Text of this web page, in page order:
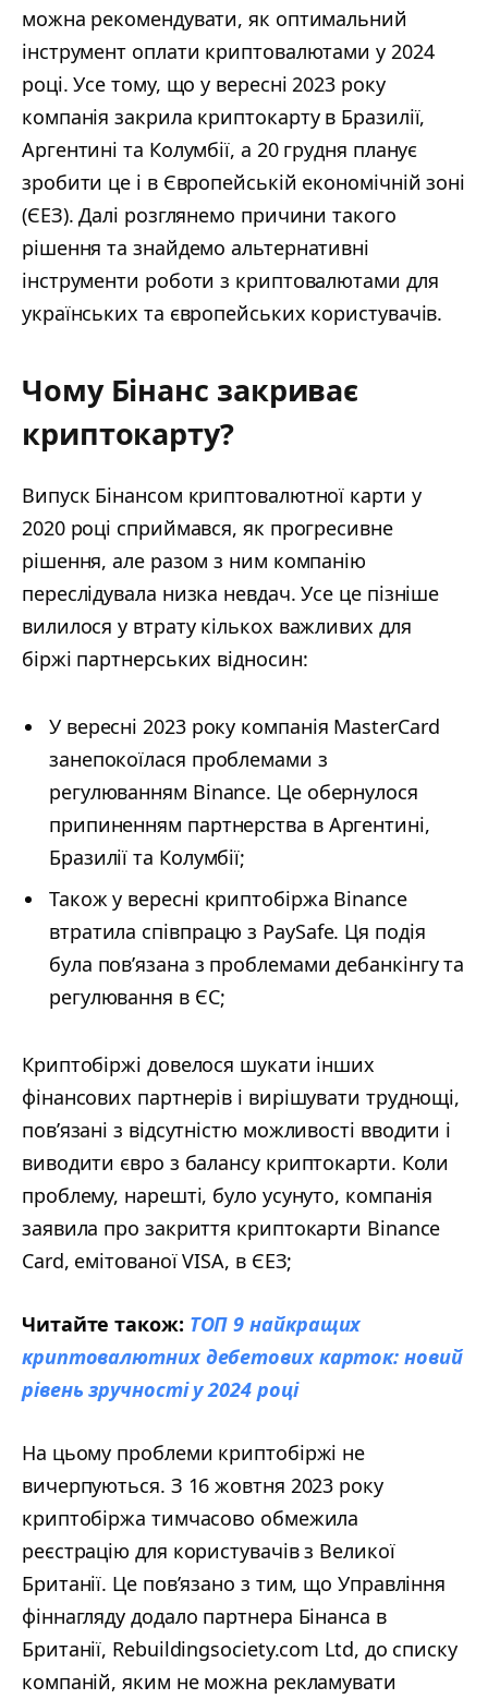
можна рекомендувати, як оптимальний
інструмент оплати криптовалютами у 2024
році. Усе тому, що у вересні 2023 року
компанія закрила криптокарту в Бразилії,
Аргентині та Колумбії, а 20 грудня планує
зробити це і в Європейській економічній зоні
(ЄЕЗ). Далі розглянемо причини такого
рішення та знайдемо альтернативні
інструменти роботи з криптовалютами для
українських та європейських користувачів.
Чому Бінанс закриває
криптокарту?
Випуск Бінансом криптовалютної карти у
2020 році сприймався, як прогресивне
рішення, але разом з ним компанію
переслідувала низка невдач. Усе це пізніше
вилилося у втрату кількох важливих для
біржі партнерських відносин:
У вересні 2023 року компанія MasterCard
занепокоїлася проблемами з
регулюванням Binance. Це обернулося
припиненням партнерства в Аргентині,
Бразилії та Колумбії;
Також у вересні криптобіржа Binance
втратила співпрацю з PaySafe. Ця подія
була пов’язана з проблемами дебанкінгу та
регулювання в ЄС;
Криптобіржі довелося шукати інших
фінансових партнерів і вирішувати труднощі,
пов’язані з відсутністю можливості вводити і
виводити євро з балансу криптокарти. Коли
проблему, нарешті, було усунуто, компанія
заявила про закриття криптокарти Binance
Card, емітованої VISA, в ЄЕЗ;
Читайте також: ТОП 9 найкращих
криптовалютних дебетових карток: новий
рівень зручності у 2024 році
На цьому проблеми криптобіржі не
вичерпуються. З 16 жовтня 2023 року
криптобіржа тимчасово обмежила
реєстрацію для користувачів з Великої
Британії. Це пов’язано з тим, що Управління
фіннагляду додало партнера Бінанса в
Британії, Rebuildingsociety.com Ltd, до списку
компаній, яким не можна рекламувати